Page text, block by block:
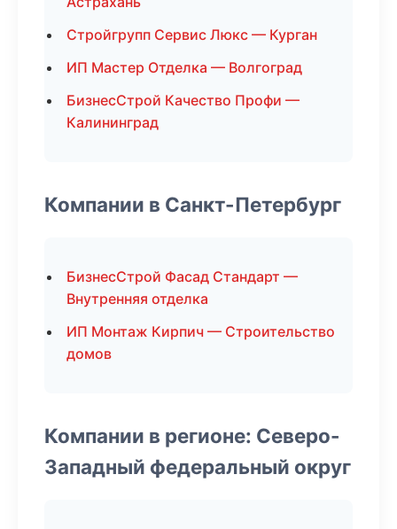
Стройгрупп Сервис Люкс — Курган
ИП Мастер Отделка — Волгоград
БизнесСтрой Качество Профи —
Калининград
Компании в Санкт-Петербург
БизнесСтрой Фасад Стандарт —
Внутренняя отделка
ИП Монтаж Кирпич — Строительство
домов
Компании в регионе: Северо-
Западный федеральный округ